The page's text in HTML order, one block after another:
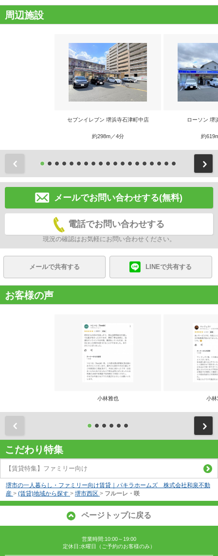
周辺施設
セブンイレブン 堺浜寺石津町中店
約298m／4分
ローソン 堺
約
メールでお問い合わせする(無料)
電話でお問い合わせする
現況の確認はお気軽にお問い合わせください。
メールで共有する LINEで共有する
お客様の声
小林雅也 小林
こだわり特集
【賃貸特集】ファミリー向け
堺市の一人暮らし・ファミリー向け賃貸｜パキラホームズ 株式会社和泉不動
産 > (賃貸)地域から探す > 堺市西区 > フルーレ・咲
ページトップに戻る
営業時間:10:00～19:00
定休日:水曜日（ご予約のお客様のみ）